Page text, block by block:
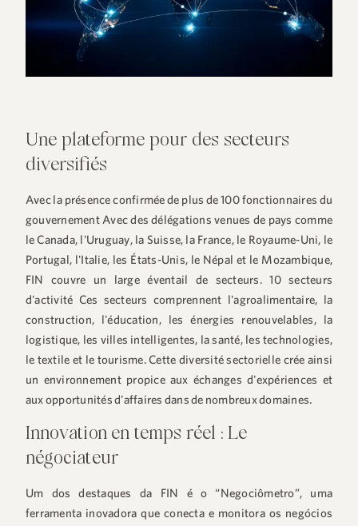
Une plateforme pour des secteurs
diversifiés
Avec la présence confirmée de plus de100 fonctionnaires du
gouvernementAvec des délégations venues de pays comme
le Canada, l'Uruguay, la Suisse, la France, le Royaume-Uni, le
Portugal, l'Italie, les États-Unis, le Népal et le Mozambique,
FIN couvre un large éventail de secteurs.10 secteurs
d'activité Ces secteurs comprennent l'agroalimentaire, la
construction, l'éducation, les énergies renouvelables, la
logistique, les villes intelligentes, la santé, les technologies,
le textile et le tourisme. Cette diversité sectorielle crée ainsi
un environnement propice aux échanges d'expériences et
aux opportunités d'affaires dans de nombreux domaines.
Innovation en temps réel : Le
négociateur
Um dos destaques da FIN é o “Negociômetro”, uma
ferramenta inovadora que conecta e monitora os negócios